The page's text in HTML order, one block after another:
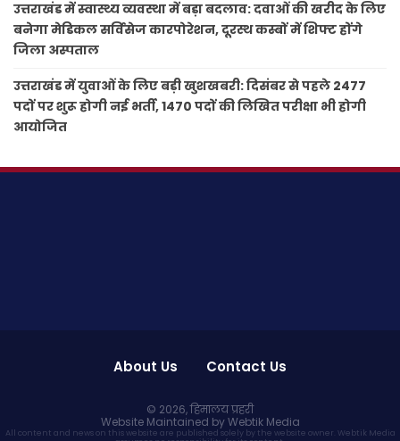
उत्तराखंड में स्वास्थ्य व्यवस्था में बड़ा बदलाव: दवाओं की खरीद के लिए
बनेगा मेडिकल सर्विसेज कारपोरेशन, दूरस्थ कस्बों में शिफ्ट होंगे
जिला अस्पताल
उत्तराखंड में युवाओं के लिए बड़ी खुशखबरी: दिसंबर से पहले 2477
पदों पर शुरू होगी नई भर्ती, 1470 पदों की लिखित परीक्षा भी होगी
आयोजित
About Us Contact Us
© 2026,हिमालय प्रहरी
Website Maintained by Webtik Media
All content and news on this website are published solely by the website owner. Webtik Media